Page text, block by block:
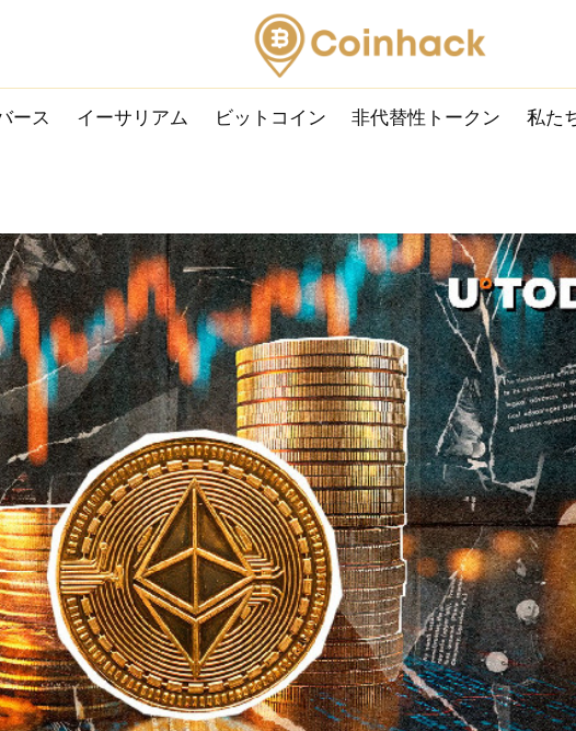
ース イーサリアム ビットコイン 非代替性トークン 私た